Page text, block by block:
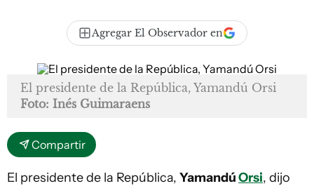
Agregar El Observador en
El presidente de la República, Yamandú Orsi
Foto: Inés Guimaraens
Compartir
El presidente de la República, YamandúOrsi, dijo